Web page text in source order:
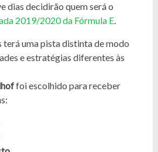
dias decidirão quem será o
2019/2020 da Fórmula E.
terá uma pista distinta de modo
e estratégias diferentes às
foi escolhido para receber